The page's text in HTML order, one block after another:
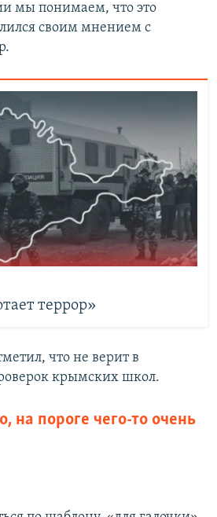
мы понимаем, что это
своим мнением с
террор»
что не верит в
крымских школ.
на пороге чего-то очень